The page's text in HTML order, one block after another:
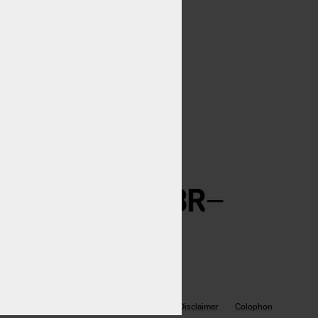
Disclaimer Colophon